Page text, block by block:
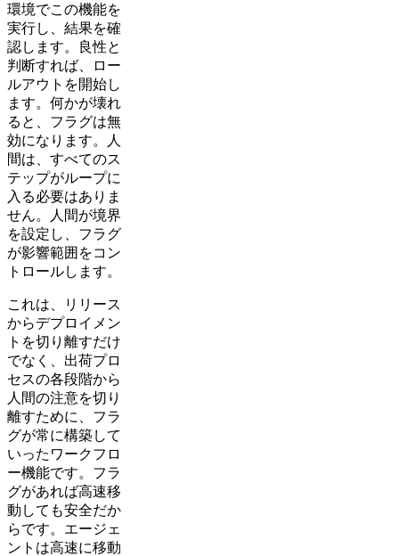
環境でこの機能を
実行し、結果を確
認します。良性と
判断すれば、ロー
ルアウトを開始し
ます。何かが壊れ
ると、フラグは無
効になります。人
間は、すべてのス
テップがループに
入る必要はありま
せん。人間が境界
を設定し、フラグ
が影響範囲をコン
トロールします。
これは、リリース
からデプロイメン
トを切り離すだけ
でなく、出荷プロ
セスの各段階から
人間の注意を切り
離すために、フラ
グが常に構築して
いったワークフロ
ー機能です。フラ
グがあれば高速移
動しても安全だか
らです。エージェ
ントは高速に移動